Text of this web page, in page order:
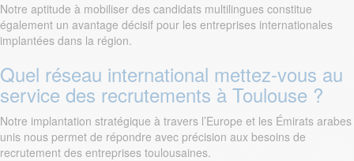
Notre aptitude à mobiliser des candidats multilingues constitue
également un avantage décisif pour les entreprises internationales
implantées dans la région.
Quel réseau international mettez-vous au
service des recrutements à Toulouse ?
Notre implantation stratégique à travers l’Europe et les Émirats arabes
unis nous permet de répondre avec précision aux besoins de
recrutement des entreprises toulousaines.